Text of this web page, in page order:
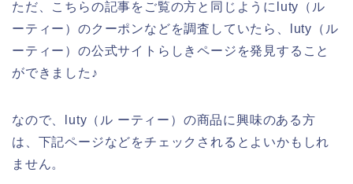
ただ、こちらの記事をご覧の方と同じようにluty（ル
ーティー）のクーポンなどを調査していたら、luty（ル
ーティー）の公式サイトらしきページを発見すること
ができました♪
なので、luty（ル ーティー）の商品に興味のある方
は、下記ページなどをチェックされるとよいかもしれ
ません。